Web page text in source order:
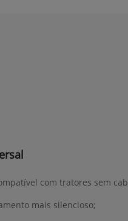
com tratores sem
mais silencioso;